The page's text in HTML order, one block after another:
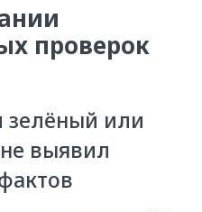
проверок
зелёный или
выявил